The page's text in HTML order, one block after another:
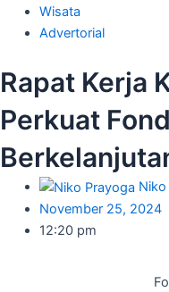
Wisata
Advertorial
Rapat Kerja
Perkuat
Niko
November 25, 2024
12:20 pm